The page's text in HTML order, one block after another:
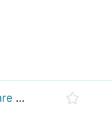
Strategier for suksess i Akutt Care Nurse Practitioner Role